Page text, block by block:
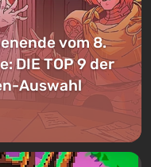
vom 8.
DIE TOP 9 der
Auswahl